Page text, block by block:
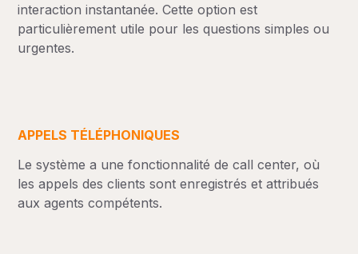
interaction instantanée. Cette option est
particulièrement utile pour les questions simples ou
urgentes.
APPELS TÉLÉPHONIQUES
Le système a une fonctionnalité de call center, où
les appels des clients sont enregistrés et attribués
aux agents compétents.